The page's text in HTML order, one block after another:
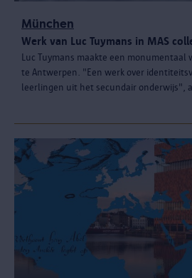
München
Werk van Luc Tuymans in MAS
Luc Tuymans maakte een monumentaal
te Antwerpen. "Een werk over
leerlingen uit het secundair onderwijs",